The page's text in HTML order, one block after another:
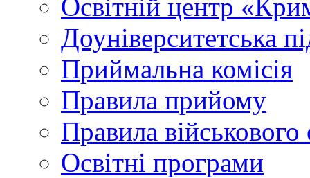
Освітній центр
Доуніверситетська
Приймальна комісія
Правила прийому
Правила військового
Освітні програми